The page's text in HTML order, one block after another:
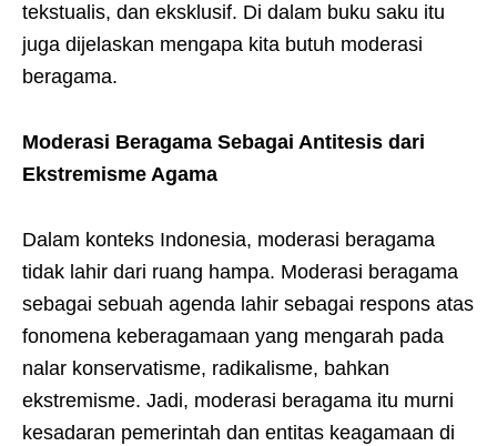
tekstualis, dan eksklusif. Di dalam buku saku itu
juga dijelaskan mengapa kita butuh moderasi
beragama.
Moderasi Beragama Sebagai Antitesis dari
Ekstremisme Agama
Dalam konteks Indonesia, moderasi beragama
tidak lahir dari ruang hampa. Moderasi beragama
sebagai sebuah agenda lahir sebagai respons atas
fonomena keberagamaan yang mengarah pada
nalar konservatisme, radikalisme, bahkan
ekstremisme. Jadi, moderasi beragama itu murni
kesadaran pemerintah dan entitas keagamaan di